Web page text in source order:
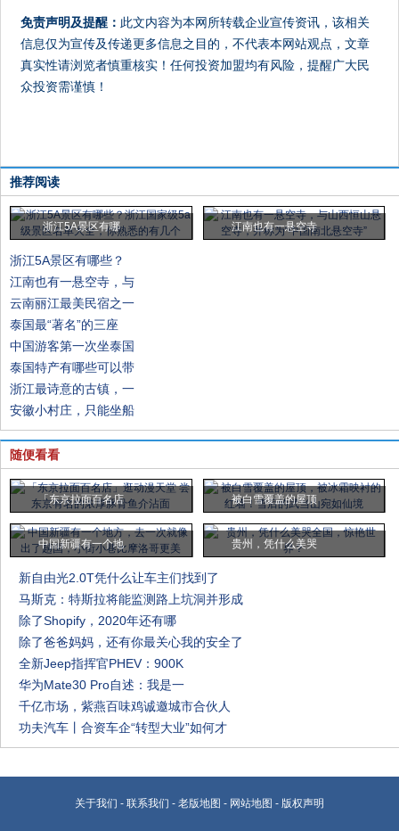
免责声明及提醒： 此文内容为本网所转载企业宣传资讯，该相关
信息仅为宣传及传递更多信息之目的，不代表本网站观点，文章
真实性请浏览者慎重核实！任何投资加盟均有风险，提醒广大民
众投资需谨慎！
推荐阅读
浙江5A景区有哪 江南也有一悬空寺
浙江5A景区有哪些？
江南也有一悬空寺，与
云南丽江最美民宿之一
泰国最“著名”的三座
中国游客第一次坐泰国
泰国特产有哪些可以带
浙江最诗意的古镇，一
安徽小村庄，只能坐船
随便看看
「东京拉面百名店 被白雪覆盖的屋顶
中国新疆有一个地 贵州，凭什么美哭
新自由光2.0T凭什么让车主们找到了
马斯克：特斯拉将能监测路上坑洞并形成
除了Shopify，2020年还有哪
除了爸爸妈妈，还有你最关心我的安全了
全新Jeep指挥官PHEV：900K
华为Mate30 Pro自述：我是一
千亿市场，紫燕百味鸡诚邀城市合伙人
功夫汽车丨合资车企“转型大业”如何才
关于我们 - 联系我们 - 老版地图 - 网站地图 - 版权声明